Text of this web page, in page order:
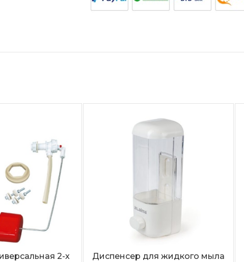
2-х
Диспенсер для жидкого мыла